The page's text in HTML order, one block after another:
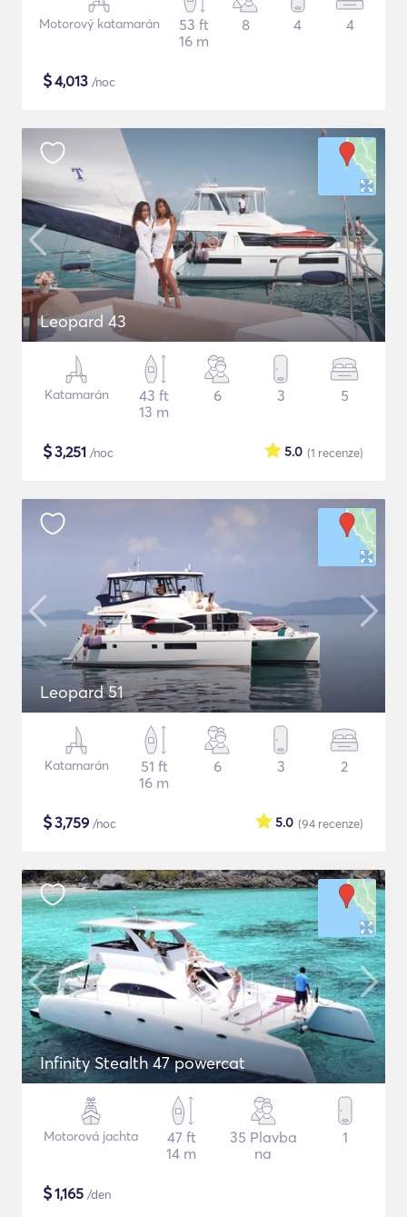
Motorový katamarán
53 ft
16 m
8 4 4
$4,013 /noc
Leopard 43
Katamarán
43 ft
13 m
6 3 5
$3,251 /noc (1 recenze)
5.0
Leopard 51
Katamarán
51 ft
16 m
6 3 2
$3,759 /noc (94 recenze)
5.0
Infinity Stealth 47 powercat
Motorová jachta
47 ft
14 m
35 Plavba
na
1
$1,165 /den